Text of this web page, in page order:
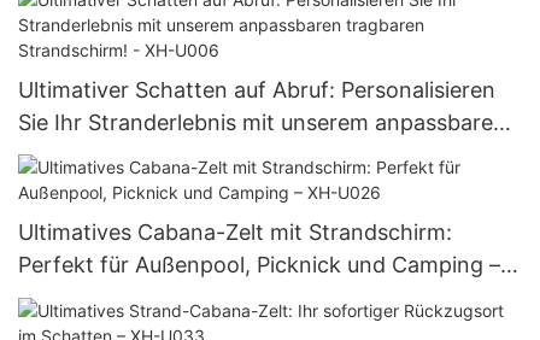
Ultimativer Schatten auf Abruf: Personalisieren
Sie Ihr Stranderlebnis mit unserem anpassbaren
tragbaren Strandschirm! - XH-U006
Ultimatives Cabana-Zelt mit Strandschirm:
Perfekt für Außenpool, Picknick und Camping –
XH-U026